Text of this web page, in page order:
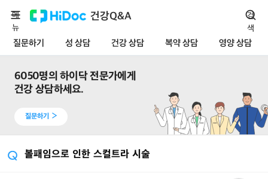
건강Q&A
질문하기 성 상담 건강 상담 복약 상담 영양 상담
메
뉴
검
색
6050명의 하이닥 전문가에게
건강 상담하세요.
질문하기
볼패임으로 인한 스컬트라 시술